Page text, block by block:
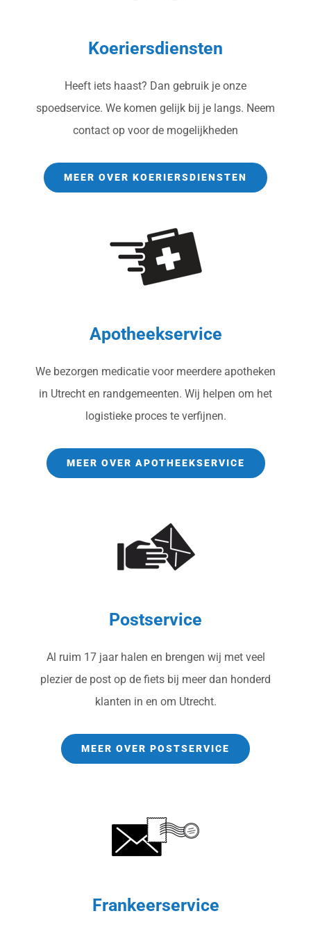
Koeriersdiensten
Heeft iets haast? Dan gebruik je onze
spoedservice. We komen gelijk bij je langs. Neem
contact op voor de mogelijkheden
MEER OVER KOERIERSDIENSTEN
Apotheekservice
We bezorgen medicatie voor meerdere apotheken
in Utrecht en randgemeenten. Wij helpen om het
logistieke proces te verfijnen.
MEER OVER APOTHEEKSERVICE
Postservice
Al ruim 17 jaar halen en brengen wij met veel
plezier de post op de fiets bij meer dan honderd
klanten in en om Utrecht.
MEER OVER POSTSERVICE
Frankeerservice